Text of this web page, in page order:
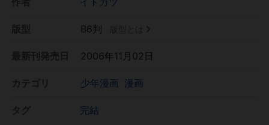
B6判
2006年11月02日
少年漫画 漫画
完結